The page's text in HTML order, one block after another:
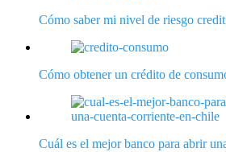
Cómo saber mi nivel de riesgo
Cómo obtener un crédito de
Cuál es el mejor banco para abrir